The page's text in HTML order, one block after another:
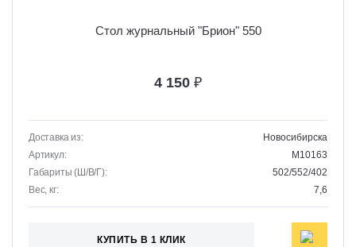
Стол журнальный "Брион" 550
4 150 ₽
Доставка из:
Новосибирска
Артикул:
M10163
Габариты (Ш/В/Г):
502/552/402
Вес, кг:
7,6
КУПИТЬ В 1 КЛИК